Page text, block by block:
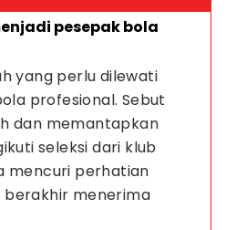
pesepak bola
yang perlu dilewati
profesional. Sebut
dan memantapkan
seleksi dari klub
mencuri perhatian
menerima